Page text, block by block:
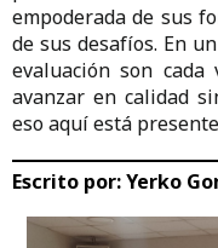
empoderada de sus
de sus desafíos. En
evaluación son
avanzar en calidad
eso aquí está
Escrito por:Yerko